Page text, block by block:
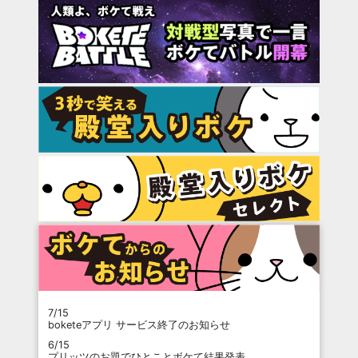
7/15
boketeアプリ サービス終了のお知らせ
6/15